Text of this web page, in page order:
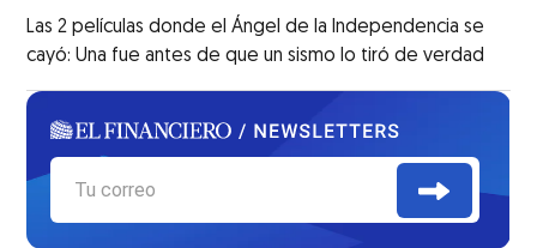
Las 2 películas donde el Ángel de la Independencia se
cayó: Una fue antes de que un sismo lo tiró de verdad